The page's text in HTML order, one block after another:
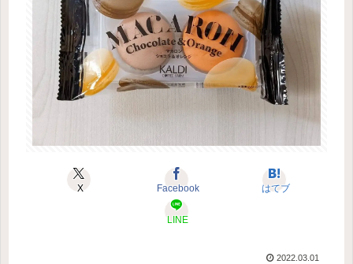
X Facebook はてブ
LINE
2022.03.01